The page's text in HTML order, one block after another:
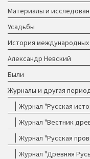
Материалы и
Усадьбы
История
Александр Невский
Были
Журналы и другая
Журнал "Русская
Журнал "Вестник
Журнал "Русская
Журнал "Древняя